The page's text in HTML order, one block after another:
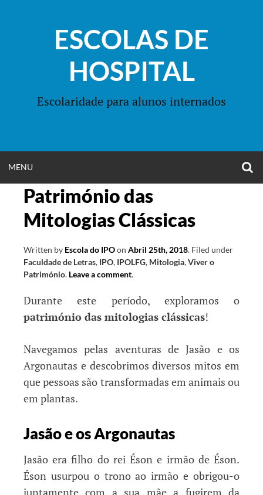
ESCOLAS DE
HOSPITAL
Escolaridade para alunos internados
MENU
MENU
Património das
Mitologias Clássicas
Written by Escola do IPOon Abril 25th, 2018. Filed under
Faculdade de Letras, IPO, IPOLFG, Mitologia,Viver o
Património. Leave a comment.
Durante este período, exploramos o
património das mitologias clássicas!
Navegamos pelas aventuras de Jasão e os
Argonautas e descobrimos diversos mitos em
que pessoas são transformadas em animais ou
em plantas.
Jasão e os Argonautas
Jasão era filho do rei Éson e irmão de Éson.
Éson usurpou o trono ao irmão e obrigou-o
juntamente com a sua mãe a fugirem da